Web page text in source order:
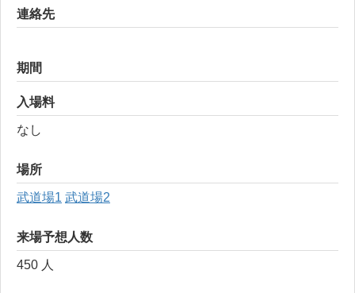
連絡先
期間
入場料
なし
場所
武道場1 武道場2
来場予想人数
450 人